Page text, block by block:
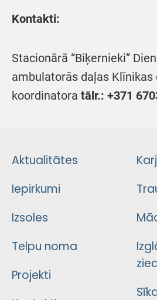
Kontakti:
Stacionārā “Biķernieki”
ambulatorās daļas Klīnikas
koordinatora tālr.: +371
Aktualitātes
Iepirkumi
Izsoles
Telpu noma
Projekti